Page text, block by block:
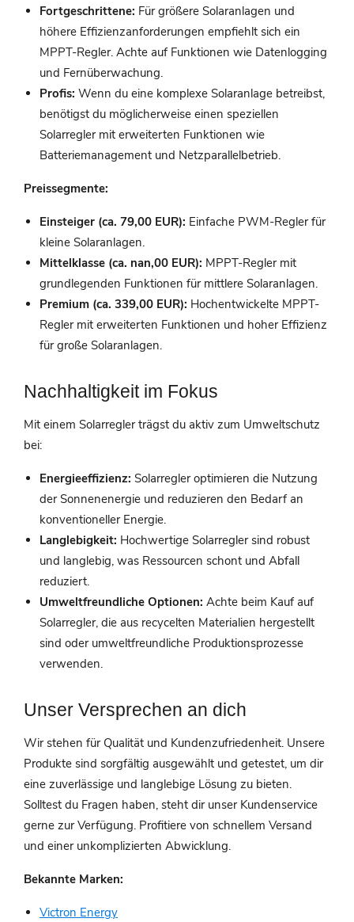
Fortgeschrittene: Für größere Solaranlagen und
höhere Effizienzanforderungen empfiehlt sich ein
MPPT-Regler. Achte auf Funktionen wie Datenlogging
und Fernüberwachung.
Profis: Wenn du eine komplexe Solaranlage betreibst,
benötigst du möglicherweise einen speziellen
Solarregler mit erweiterten Funktionen wie
Batteriemanagement und Netzparallelbetrieb.
Preissegmente:
Einsteiger (ca. 79,00 EUR): Einfache PWM-Regler für
kleine Solaranlagen.
Mittelklasse (ca. nan,00 EUR): MPPT-Regler mit
grundlegenden Funktionen für mittlere Solaranlagen.
Premium (ca. 339,00 EUR): Hochentwickelte MPPT-
Regler mit erweiterten Funktionen und hoher Effizienz
für große Solaranlagen.
Nachhaltigkeit im Fokus
Mit einem Solarregler trägst du aktiv zum Umweltschutz
bei:
Energieeffizienz: Solarregler optimieren die Nutzung
der Sonnenenergie und reduzieren den Bedarf an
konventioneller Energie.
Langlebigkeit: Hochwertige Solarregler sind robust
und langlebig, was Ressourcen schont und Abfall
reduziert.
Umweltfreundliche Optionen: Achte beim Kauf auf
Solarregler, die aus recycelten Materialien hergestellt
sind oder umweltfreundliche Produktionsprozesse
verwenden.
Unser Versprechen an dich
Wir stehen für Qualität und Kundenzufriedenheit. Unsere
Produkte sind sorgfältig ausgewählt und getestet, um dir
eine zuverlässige und langlebige Lösung zu bieten.
Solltest du Fragen haben, steht dir unser Kundenservice
gerne zur Verfügung. Profitiere von schnellem Versand
und einer unkomplizierten Abwicklung.
Bekannte Marken:
Victron Energy